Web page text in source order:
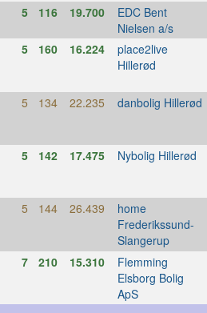
5 116 19.700 EDC Bent
Nielsen a/s
5 160 16.224 place2live
Hillerød
5 134 22.235 danbolig Hillerød
5 142 17.475 Nybolig Hillerød
5 144 26.439 home
Frederikssund-
Slangerup
7 210 15.310 Flemming
Elsborg Bolig
ApS